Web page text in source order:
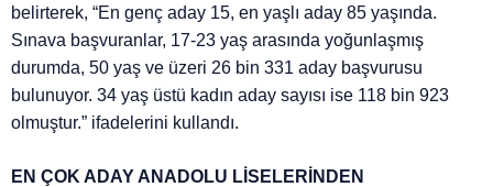
belirterek, “En genç aday 15, en yaşlı aday 85 yaşında.
Sınava başvuranlar, 17-23 yaş arasında yoğunlaşmış
durumda, 50 yaş ve üzeri 26 bin 331 aday başvurusu
bulunuyor. 34 yaş üstü kadın aday sayısı ise 118 bin 923
olmuştur.” ifadelerini kullandı.
EN ÇOK ADAY ANADOLU LİSELERİNDEN